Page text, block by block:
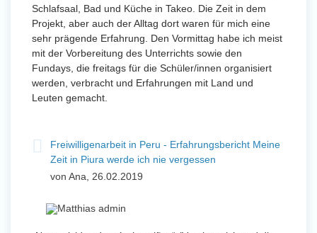
Schlafsaal, Bad und Küche in Takeo. Die Zeit in dem
Projekt, aber auch der Alltag dort waren für mich eine
sehr prägende Erfahrung. Den Vormittag habe ich meist
mit der Vorbereitung des Unterrichts sowie den
Fundays, die freitags für die Schüler/innen organisiert
werden, verbracht und Erfahrungen mit Land und
Leuten gemacht.
Freiwilligenarbeit in Peru - Erfahrungsbericht Meine
Zeit in Piura werde ich nie vergessen
von Ana, 26.02.2019